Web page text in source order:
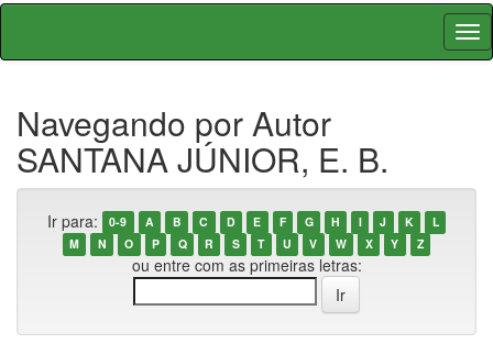
Skip
Navegando por Autor
SANTANA JÚNIOR, E. B.
Ir para: 0-9 A B C D E F G H I J K
L
M
N O P Q R S T U V W X Y Z
ou entre com as primeiras letras: